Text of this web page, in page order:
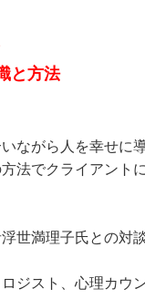
と方法
ながら人を幸せに
法でクライアント
世満理子氏との対
ジスト、心理カウ